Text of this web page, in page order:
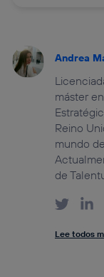
Andrea
máster
Reino
mundo
de
Lee todos